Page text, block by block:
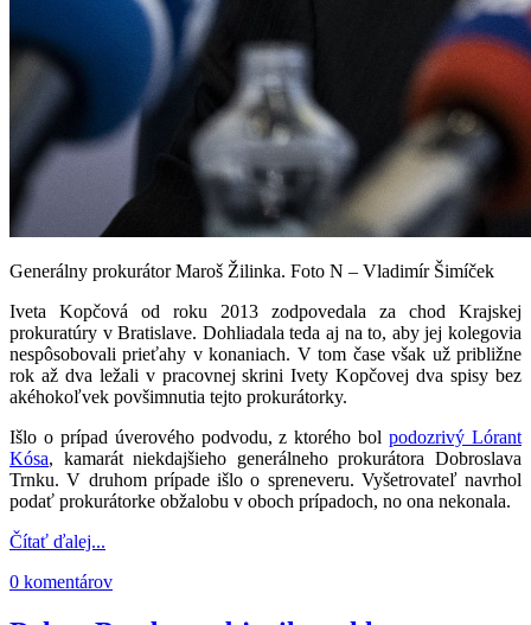
Generálny prokurátor Maroš Žilinka. Foto N – Vladimír Šimíček
Iveta Kopčová od roku 2013 zodpovedala za chod Krajskej
prokuratúry v Bratislave. Dohliadala teda aj na to, aby jej kolegovia
nespôsobovali prieťahy v konaniach. V tom čase však už približne
rok až dva ležali v pracovnej skrini Ivety Kopčovej dva spisy bez
akéhokoľvek povšimnutia tejto prokurátorky.
Išlo o prípad úverového podvodu, z ktorého bolpodozrivý Lórant
Kósa, kamarát niekdajšieho generálneho prokurátora Dobroslava
Trnku. V druhom prípade išlo o spreneveru. Vyšetrovateľ navrhol
podať prokurátorke obžalobu v oboch prípadoch, no ona nekonala.
Čítať ďalej...
0 komentárov